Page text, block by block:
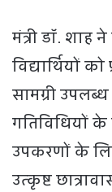
मंत्री डॉ. शाह
विद्यार्थियों
सामग्री
गतिविधियों के
उपकरणों के
उत्कृष्ट